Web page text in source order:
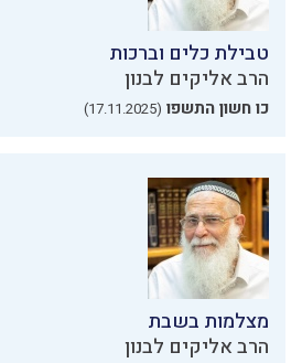
טבילת כלים וברכות
הרב אליקים לבנון
כו חשון התשפו (17.11.2025)
מצלמות בשבת
הרב אליקים לבנון